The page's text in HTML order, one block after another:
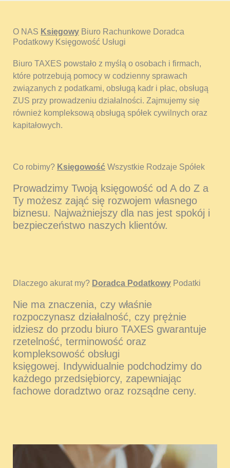
O NAS Księgowy Biuro Rachunkowe Doradca
Podatkowy Księgowość Usługi
Biuro TAXES powstało z myślą o osobach i firmach,
które potrzebują pomocy w codzienny sprawach
związanych z podatkami, obsługą kadr i płac, obsługą
ZUS przy prowadzeniu działalności. Zajmujemy się
również kompleksową obsługą spółek cywilnych oraz
kapitałowych.
Co robimy? Księgowość Wszystkie Rodzaje Spółek
Prowadzimy Twoją księgowość od A do Z a
Ty możesz zająć się rozwojem własnego
biznesu. Najważniejszy dla nas jest spokój i
bezpieczeństwo naszych klientów.
Dlaczego akurat my? Doradca Podatkowy Podatki
Nie ma znaczenia, czy właśnie
rozpoczynasz działalność, czy prężnie
idziesz do przodu biuro TAXES gwarantuje
rzetelność, terminowość oraz
kompleksowość obsługi
księgowej. Indywidualnie podchodzimy do
każdego przedsiębiorcy, zapewniając
fachowe doradztwo oraz rozsądne ceny.